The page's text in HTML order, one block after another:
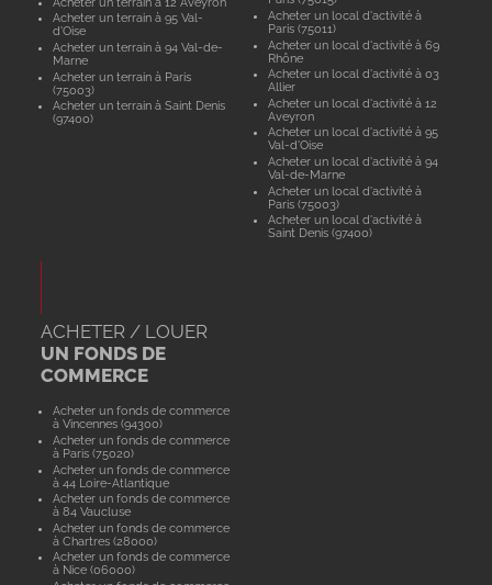
Acheter un terrain à 95 Val-
d'Oise
Acheter un terrain à 94 Val-de-
Marne
Acheter un terrain à Paris
(75003)
Acheter un terrain à Saint Denis
(97400)
Acheter un local d'activité à
Paris (75011)
Acheter un local d'activité à 69
Rhône
Acheter un local d'activité à 03
Allier
Acheter un local d'activité à 12
Aveyron
Acheter un local d'activité à 95
Val-d'Oise
Acheter un local d'activité à 94
Val-de-Marne
Acheter un local d'activité à
Paris (75003)
Acheter un local d'activité à
Saint Denis (97400)
ACHETER / LOUER
UN FONDS DE
COMMERCE
Acheter un fonds de commerce
à Vincennes (94300)
Acheter un fonds de commerce
à Paris (75020)
Acheter un fonds de commerce
à 44 Loire-Atlantique
Acheter un fonds de commerce
à 84 Vaucluse
Acheter un fonds de commerce
à Chartres (28000)
Acheter un fonds de commerce
à Nice (06000)